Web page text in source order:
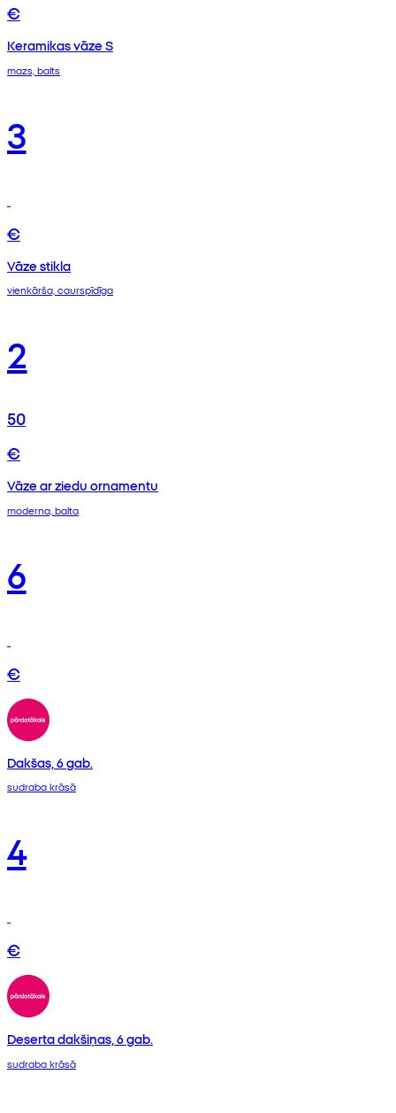
€
Keramikas vāze S
mazs, balts
3
€
Vāze stikla
vienkārša, caurspīdīga
2
50
€
Vāze ar ziedu ornamentu
moderna, balta
6
€
Dakšas, 6 gab.
sudraba krāsā
4
€
Deserta dakšiņas, 6 gab.
sudraba krāsā